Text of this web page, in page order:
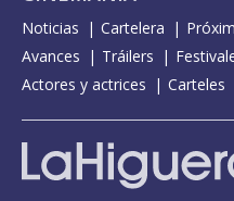
Noticias Cartelera
Avances
Tráilers
Actores y actrices
Carteles